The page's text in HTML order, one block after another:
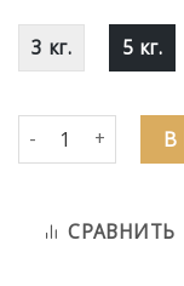
3 кг. 5 кг.
Количество В
СРАВНИТЬ